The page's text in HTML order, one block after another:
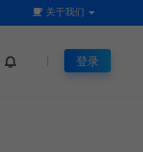
关于我们
登录